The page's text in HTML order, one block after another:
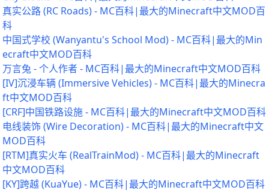
真实公路 (RC Roads) - MC百科|最大的Minecraft中文MOD百
科
中国式学校 (Wanyantu's School Mod) - MC百科|最大的Min
ecraft中文MOD百科
万言兔 - 个人作者 - MC百科|最大的Minecraft中文MOD百科
[IV]沉浸车辆 (Immersive Vehicles) - MC百科|最大的Minecra
ft中文MOD百科
[CRF]中国铁路设施 - MC百科|最大的Minecraft中文MOD百科
电线装饰 (Wire Decoration) - MC百科|最大的Minecraft中文
MOD百科
[RTM]真实火车 (RealTrainMod) - MC百科|最大的Minecraft
中文MOD百科
[KY]跨越 (KuaYue) - MC百科|最大的Minecraft中文MOD百科